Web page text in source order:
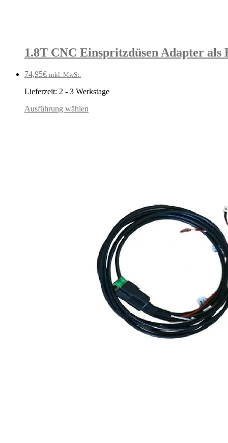
1.8T CNC Einspritzdüsen Adapter als
74,95€ inkl. MwSt.
Lieferzeit: 2 - 3 Werkstage
Ausführung wählen